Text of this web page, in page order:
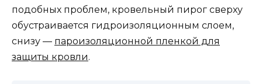
подобных проблем, кровельный пирог сверху
обустраивается гидроизоляционным слоем,
снизу — пароизоляционной пленкой для
защиты кровли.